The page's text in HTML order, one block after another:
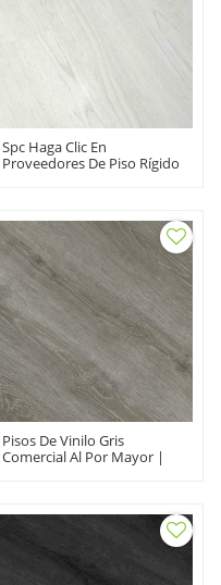
Spc Haga Clic En
Proveedores De Piso Rígido
Comercial
Pisos De Vinilo Gris
Comercial Al Por Mayor |
De Vinilo Con Apariencia De
Manchas HIF 11517